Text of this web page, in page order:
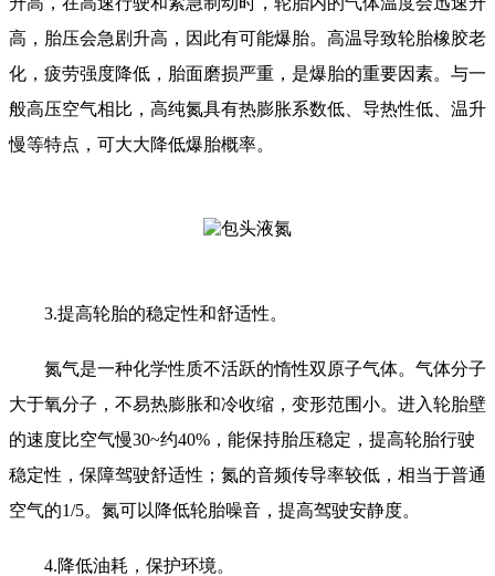
高，胎压会急剧升高，因此有可能爆胎。高温导致轮胎橡胶老
化，疲劳强度降低，胎面磨损严重，是爆胎的重要因素。与一
般高压空气相比，高纯氮具有热膨胀系数低、导热性低、温升
慢等特点，可大大降低爆胎概率。
3.提高轮胎的稳定性和舒适性。
氮气是一种化学性质不活跃的惰性双原子气体。气体分子
大于氧分子，不易热膨胀和冷收缩，变形范围小。进入轮胎壁
的速度比空气慢30~约40%，能保持胎压稳定，提高轮胎行驶
稳定性，保障驾驶舒适性；氮的音频传导率较低，相当于普通
空气的1/5。氮可以降低轮胎噪音，提高驾驶安静度。
4.降低油耗，保护环境。